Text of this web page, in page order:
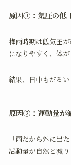
原因①：気圧の低
梅雨時期は低気圧
になりやすく、体
結果、日中もだる
原因②：運動量が
「雨だから外に出
活動量が自然と減り